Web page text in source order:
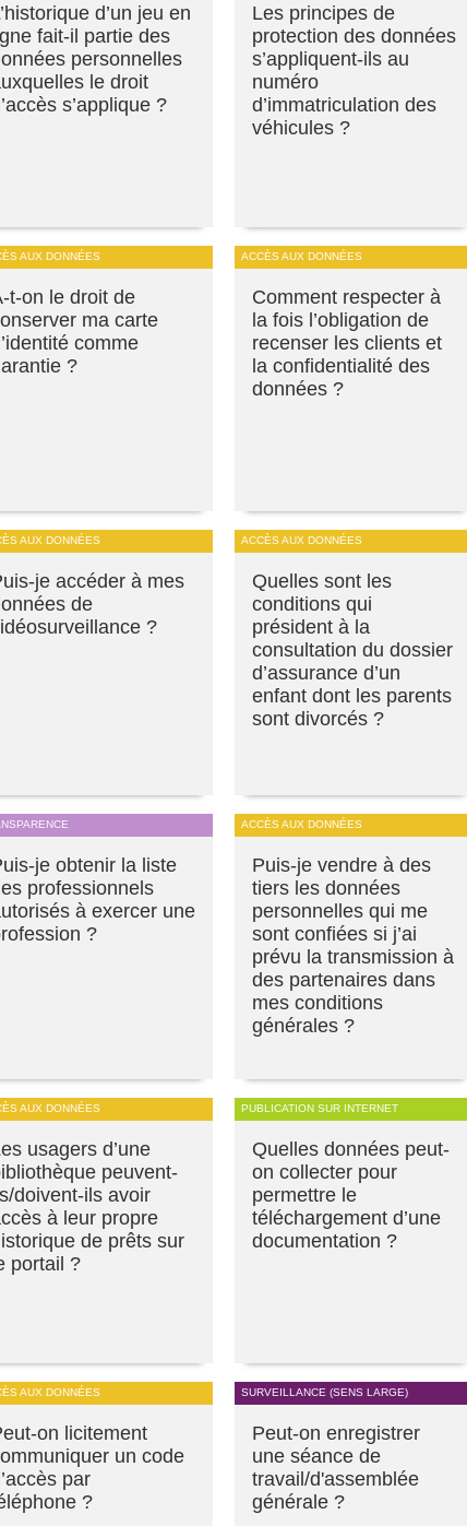
d’un jeu en
fait-il partie des
personnelles
le droit
s’applique ?
Les principes de
protection des données
s’appliquent-ils au
numéro
d’immatriculation des
véhicules ?
AUX DONNÉES
t-on le droit de
ma carte
comme
?
ACCÈS AUX DONNÉES
Comment respecter à
la fois l’obligation de
recenser les clients et
la confidentialité des
données ?
AUX DONNÉES
je accéder à mes
de
?
ACCÈS AUX DONNÉES
Quelles sont les
conditions qui
président à la
consultation du dossier
d’assurance d’un
enfant dont les parents
sont divorcés ?
je obtenir la liste
professionnels
à exercer une
?
ACCÈS AUX DONNÉES
Puis-je vendre à des
tiers les données
personnelles qui me
sont confiées si j’ai
prévu la transmission à
des partenaires dans
mes conditions
générales ?
AUX DONNÉES
usagers d’une
peuvent-
doivent-ils avoir
à leur propre
de prêts sur
portail ?
PUBLICATION SUR INTERNET
Quelles données peut-
on collecter pour
permettre le
téléchargement d’une
documentation ?
AUX DONNÉES
on licitement
un code
par
?
SURVEILLANCE (SENS LARGE)
Peut-on enregistrer
une séance de
travail/d'assemblée
générale ?